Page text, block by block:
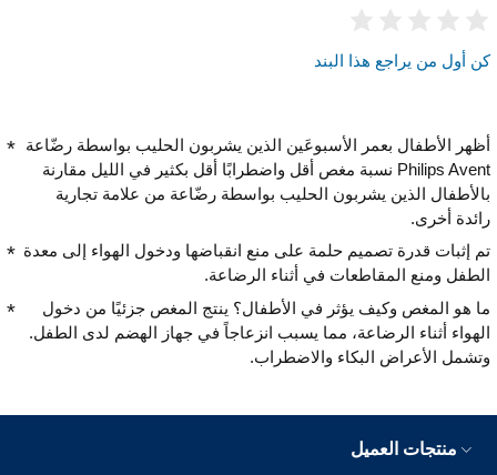
كن أول من يراجع هذا البند
أظهر الأطفال بعمر الأسبوعَين الذين يشربون الحليب بواسطة رضّاعة
Philips Avent نسبة مغص أقل واضطرابًا أقل بكثير في الليل مقارنة
بالأطفال الذين يشربون الحليب بواسطة رضّاعة من علامة تجارية
رائدة أخرى.
تم إثبات قدرة تصميم حلمة على منع انقباضها ودخول الهواء إلى معدة
الطفل ومنع المقاطعات في أثناء الرضاعة.
ما هو المغص وكيف يؤثر في الأطفال؟ ينتج المغص جزئيًا من دخول
الهواء أثناء الرضاعة، مما يسبب انزعاجاً في جهاز الهضم لدى الطفل.
وتشمل الأعراض البكاء والاضطراب.
منتجات العميل